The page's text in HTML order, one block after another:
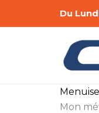
Du
Mon